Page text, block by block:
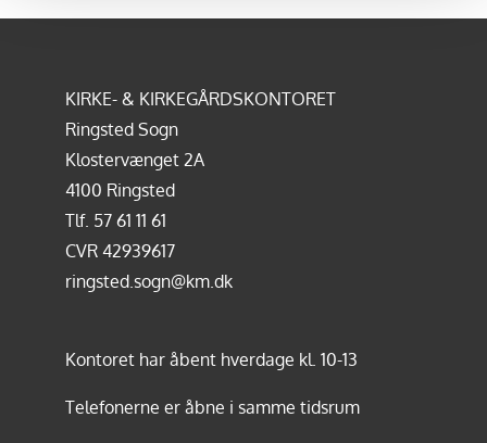
KIRKE- & KIRKEGÅRDSKONTORET
Ringsted Sogn
Klostervænget 2A
4100 Ringsted
Tlf. 57 61 11 61
CVR 42939617
ringsted.sogn@km.dk
Kontoret har åbent hverdage kl. 10-13
Telefonerne er åbne i samme tidsrum